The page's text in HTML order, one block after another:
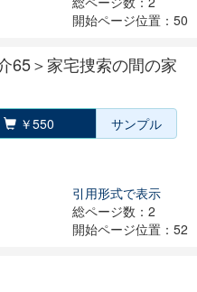
開始ページ位置：50
65＞家宅捜索の間の家
￥550 サンプル
引用形式で表示
総ページ数：2
開始ページ位置：52